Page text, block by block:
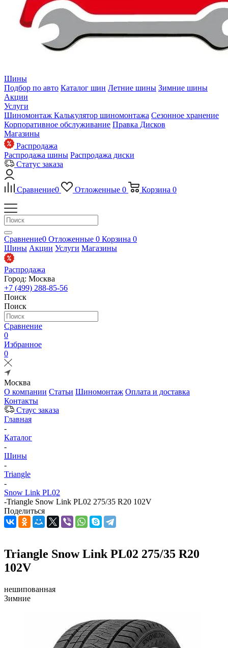
Шины
Подбор по авто Каталог шин Летние шины Зимние шины
Акции
Услуги
Шиномонтаж Калькулятор шиномонтажа Сезонное хранение
Корпоративное обслуживание Правка Дисков
Магазины
Распродажа
Распродажа шины Распродажа диски
Статус заказа
Сравнение0 Отложенные 0 Корзина 0
Сравнение0 Отложенные 0 Корзина 0
Шины Акции Услуги Магазины
Распродажа
Город: Москва
+7 (499) 288-85-56
Поиск
Поиск
Сравнение
0
Избранное
0
Москва
О компании Статьи Шиномонтаж Оплата и доставка
Контакты
Стаус заказа
Главная
-
Каталог
-
Шины
-
Triangle
-
Snow Link PL02
-Triangle Snow Link PL02 275/35 R20 102V
Поделиться
Triangle Snow Link PL02 275/35 R20
102V
нешипованная
Зимние